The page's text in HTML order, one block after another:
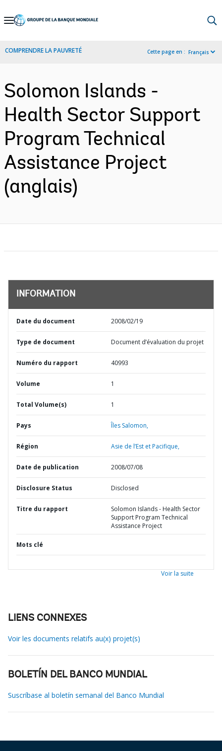
Skip
Navigation
COMPRENDRE LA PAUVRETÉ Cette page en : Français
Solomon Islands -
Health Sector Support
Program Technical
Assistance Project
(anglais)
INFORMATION
Date du document 2008/02/19
Type de document Document d’évaluation du projet
Numéro du rapport 40993
Volume 1
Total Volume(s) 1
Pays Îles Salomon,
Région Asie de l’Est et Pacifique,
Date de publication 2008/07/08
Disclosure Status Disclosed
Titre du rapport
Solomon Islands - Health Sector
Support Program Technical
Assistance Project
Mots clé
Voir la suite
LIENS CONNEXES
Voir les documents relatifs au(x) projet(s)
BOLETÍN DEL BANCO MUNDIAL
Suscríbase al boletín semanal del Banco Mundial